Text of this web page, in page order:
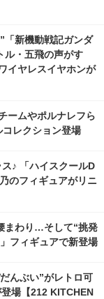
「新機動戦記ガンダ
ル・五飛の声がす
イヤレスイヤホンが
ームやポルナレフら
レクション登場
♪ 「ハイスクールD
のフィギュアがリニ
まわり…そして“挑発
フィギュアで新登場
んぶい”がレトロ可
場【212 KITCHEN